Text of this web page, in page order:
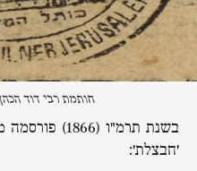
חותמת רבי דוד
בשנת תרמ"ו
'חבצלת':